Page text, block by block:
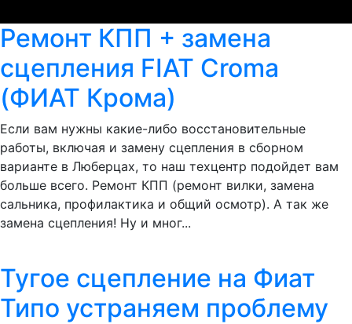
Ремонт КПП + замена
сцепления FIAT Croma
(ФИАТ Крома)
Если вам нужны какие-либо восстановительные
работы, включая и замену сцепления в сборном
варианте в Люберцах, то наш техцентр подойдет вам
больше всего. Ремонт КПП (ремонт вилки, замена
сальника, профилактика и общий осмотр). А так же
замена сцепления! Ну и мног...
Тугое сцепление на Фиат
Типо устраняем проблему